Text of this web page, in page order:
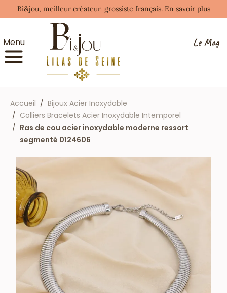
Bi&jou, meilleur créateur-grossiste français. En savoir plus
Menu Le Mag
Accueil
Bijoux Acier Inoxydable
Colliers Bracelets Acier Inoxydable Intemporel
Ras de cou acier inoxydable moderne ressort
segmenté 0124606